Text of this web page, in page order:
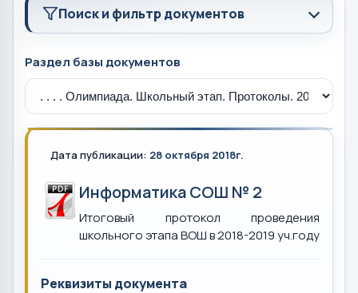
Поиск и фильтр документов
Раздел базы документов
Дата публикации: 28 октября 2018г.
Информатика СОШ № 2
Итоговый протокол проведения
школьного этапа ВОШ в 2018-2019 уч.году
Реквизиты документа